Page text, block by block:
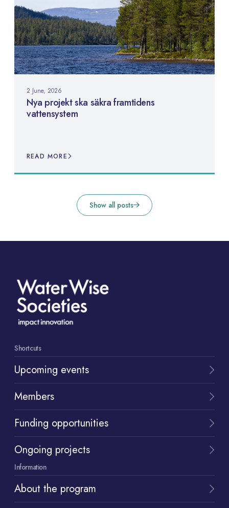
2 June, 2026
Nya projekt ska säkra framtidens
vattensystem
READ MORE
Show all posts
Shortcuts
Upcoming events
Members
Funding opportunities
Ongoing projects
Information
About the program